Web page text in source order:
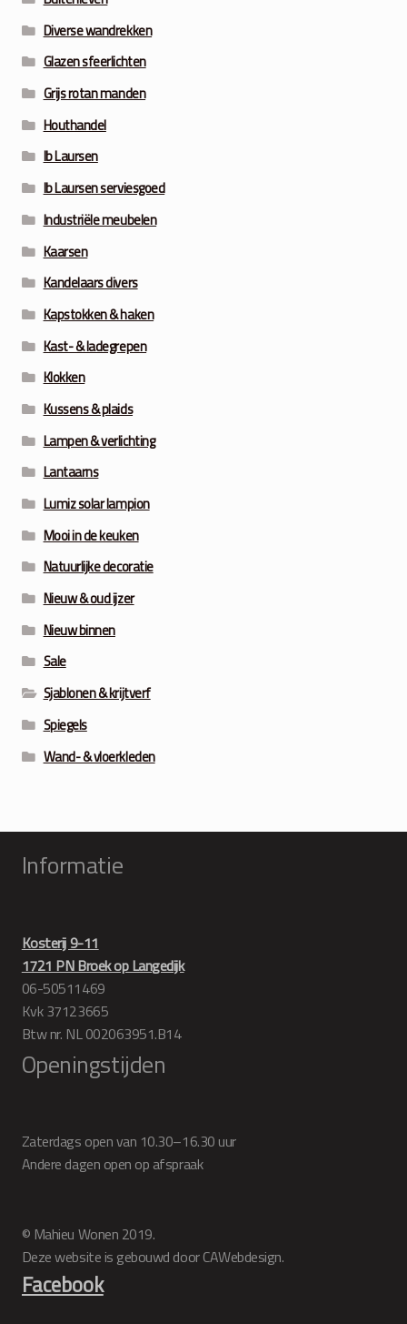
Diverse wandrekken
Glazen sfeerlichten
Grijs rotan manden
Houthandel
Ib Laursen
Ib Laursen serviesgoed
Industriële meubelen
Kaarsen
Kandelaars divers
Kapstokken & haken
Kast- & ladegrepen
Klokken
Kussens & plaids
Lampen & verlichting
Lantaarns
Lumiz solar lampion
Mooi in de keuken
Natuurlijke decoratie
Nieuw & oud ijzer
Nieuw binnen
Sale
Sjablonen & krijtverf
Spiegels
Wand- & vloerkleden
Informatie
Kosterij 9-11
1721 PN Broek op Langedijk
06-50511469
Kvk 37123665
Btw nr. NL 002063951.B14
Openingstijden
Zaterdags open van 10.30–16.30 uur
Andere dagen open op afspraak
© Mahieu Wonen 2019.
Deze website is gebouwd door CAWebdesign.
Facebook